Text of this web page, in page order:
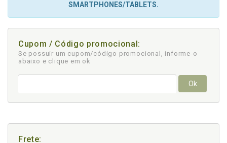
SMARTPHONES/TABLETS.
Cupom / Código promocional:
Se possuir um cupom/código promocional, informe-o
abaixo e clique em ok
Ok
Frete: